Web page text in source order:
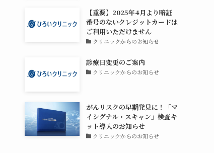
【重要】2025年4月より暗証
番号のないクレジットカードは
ご利用いただけません
クリニックからのお知らせ
診療日変更のご案内
クリニックからのお知らせ
がんリスクの早期発見に！「マ
イシグナル・スキャン」検査キ
ット導入のお知らせ
クリニックからのお知らせ